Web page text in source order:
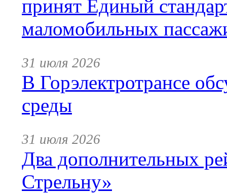
принят Единый
маломобильных
31 июля 2026
В Горэлектротрансе
среды
31 июля 2026
Два дополнительных
Стрельну»